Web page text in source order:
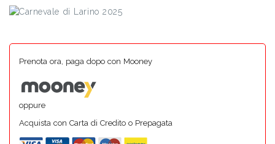
Prenota ora, paga dopo con Mooney
oppure
Acquista con Carta di Credito o Prepagata